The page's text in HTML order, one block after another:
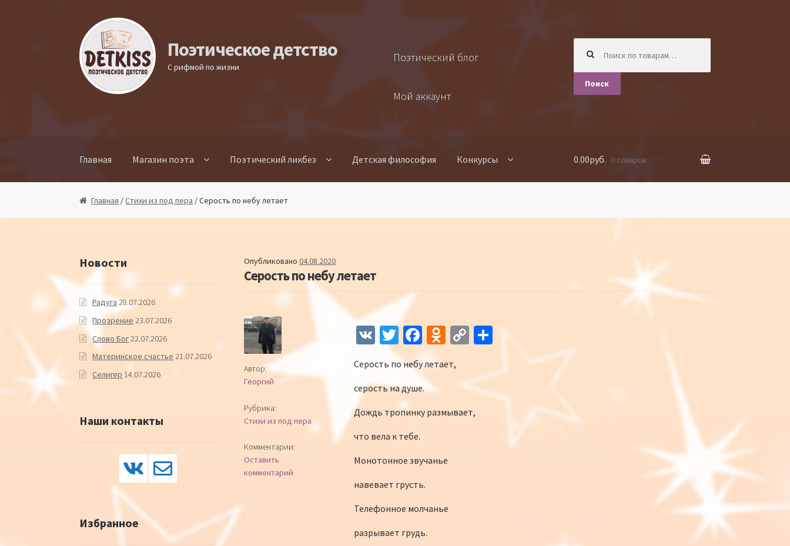
Поэтическое детство
С рифмой по жизни
Поэтический блог
Мой аккаунт
Поиск
Главная Магазин поэта Поэтический ликбез Детская философия Конкурсы 0.00руб. 0 товаров
Главная /Стихи из под пера / Серость по небу летает
Опубликовано04.08.2020
Серость по небу летает
Автор:
Георгий
Рубрика:
Стихи из под пера
Комментарии:
Оставить
комментарий
V T
wi
tt
er
Fa
ce
b
o
o
O
n
kl
iki
C
y
Li
О
р
Серость по небу летает,
серость на душе.
Дождь тропинку размывает,
что вела к тебе.
Монотонное звучанье
навевает грусть.
Телефонное молчанье
разрывает грудь.
Навигация по записям
Новости
Радуга 28.07.2026
Прозрение 23.07.2026
Слово Бог22.07.2026
Материнское счастье 21.07.2026
Селигер 14.07.2026
Наши контакты
Избранное